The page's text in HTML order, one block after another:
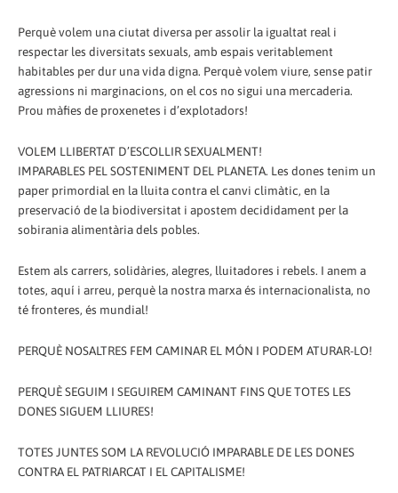
Perquè volem una ciutat diversa per assolir la igualtat real i
respectar les diversitats sexuals, amb espais veritablement
habitables per dur una vida digna. Perquè volem viure, sense patir
agressions ni marginacions, on el cos no sigui una mercaderia.
Prou màfies de proxenetes i d’explotadors!
VOLEM LLIBERTAT D’ESCOLLIR SEXUALMENT!
IMPARABLES PEL SOSTENIMENT DEL PLANETA. Les dones tenim un
paper primordial en la lluita contra el canvi climàtic, en la
preservació de la biodiversitat i apostem decididament per la
sobirania alimentària dels pobles.
Estem als carrers, solidàries, alegres, lluitadores i rebels. I anem a
totes, aquí i arreu, perquè la nostra marxa és internacionalista, no
té fronteres, és mundial!
PERQUÈ NOSALTRES FEM CAMINAR EL MÓN I PODEM ATURAR-LO!
PERQUÈ SEGUIM I SEGUIREM CAMINANT FINS QUE TOTES LES
DONES SIGUEM LLIURES!
TOTES JUNTES SOM LA REVOLUCIÓ IMPARABLE DE LES DONES
CONTRA EL PATRIARCAT I EL CAPITALISME!